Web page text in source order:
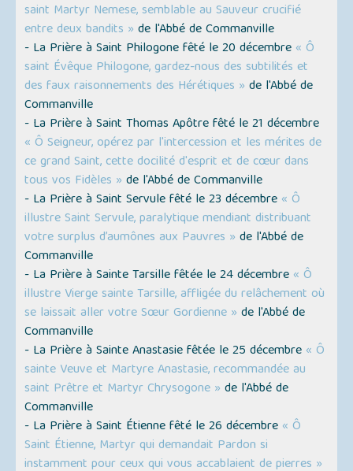
saint Martyr Nemese, semblable au Sauveur crucifié
entre deux bandits » de l'Abbé de Commanville
- La Prière à Saint Philogone fêté le 20 décembre « Ô
saint Évêque Philogone, gardez-nous des subtilités et
des faux raisonnements des Hérétiques » de l'Abbé de
Commanville
- La Prière à Saint Thomas Apôtre fêté le 21 décembre
« Ô Seigneur, opérez par l'intercession et les mérites de
ce grand Saint, cette docilité d'esprit et de cœur dans
tous vos Fidèles » de l'Abbé de Commanville
- La Prière à Saint Servule fêté le 23 décembre « Ô
illustre Saint Servule, paralytique mendiant distribuant
votre surplus d’aumônes aux Pauvres » de l'Abbé de
Commanville
- La Prière à Sainte Tarsille fêtée le 24 décembre « Ô
illustre Vierge sainte Tarsille, affligée du relâchement où
se laissait aller votre Sœur Gordienne » de l'Abbé de
Commanville
- La Prière à Sainte Anastasie fêtée le 25 décembre « Ô
sainte Veuve et Martyre Anastasie, recommandée au
saint Prêtre et Martyr Chrysogone » de l'Abbé de
Commanville
- La Prière à Saint Étienne fêté le 26 décembre « Ô
Saint Étienne, Martyr qui demandait Pardon si
instamment pour ceux qui vous accablaient de pierres »